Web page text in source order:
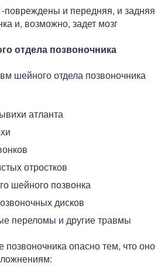
повреждены и передняя, и задняя
и, возможно, задет мозг
отдела позвоночника
шейного отдела позвоночника
атланта
отростков
шейного позвонка
дисков
переломы и другие травмы
опасно тем, что оно